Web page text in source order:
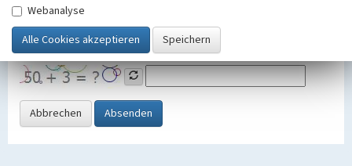
SicherheitsabfrageTragen Sie unten das Rechenergebnis aus der
Grafik ein
Abbrechen Absenden
Webanalyse